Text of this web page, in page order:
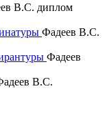
В.С. диплом
Фадеев В.С.
Фадеев
В.С.